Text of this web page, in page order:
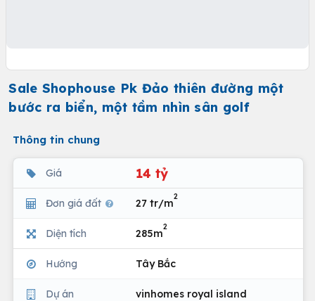
Sale Shophouse Pk Đảo thiên đường một
bước ra biển, một tầm nhìn sân golf
Thông tin chung
Giá 14 tỷ
Đơn giá đất 27 tr/m
2
Diện tích 285m
2
Hướng Tây Bắc
Dự án vinhomes royal island